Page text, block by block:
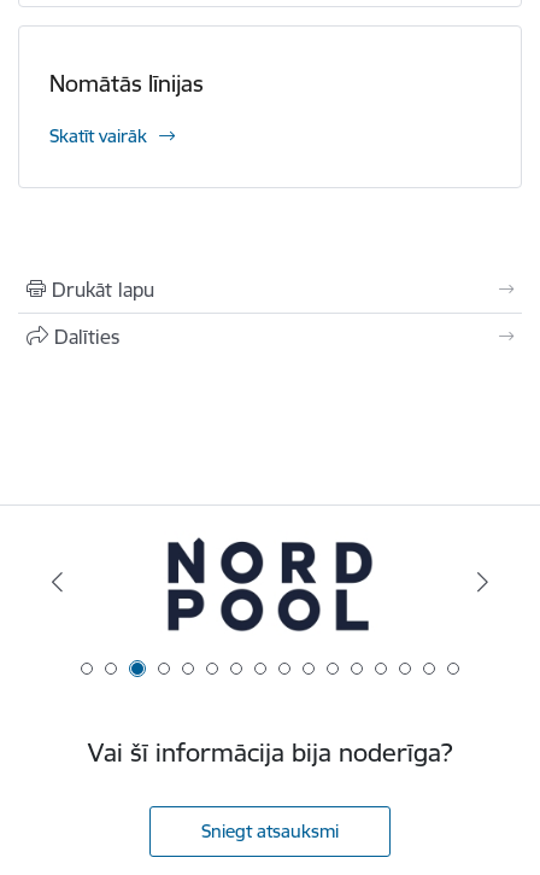
Nomātās līnijas
Skatīt vairāk
Drukāt lapu
Dalīties
Vai šī informācija bija noderīga?
Sniegt atsauksmi